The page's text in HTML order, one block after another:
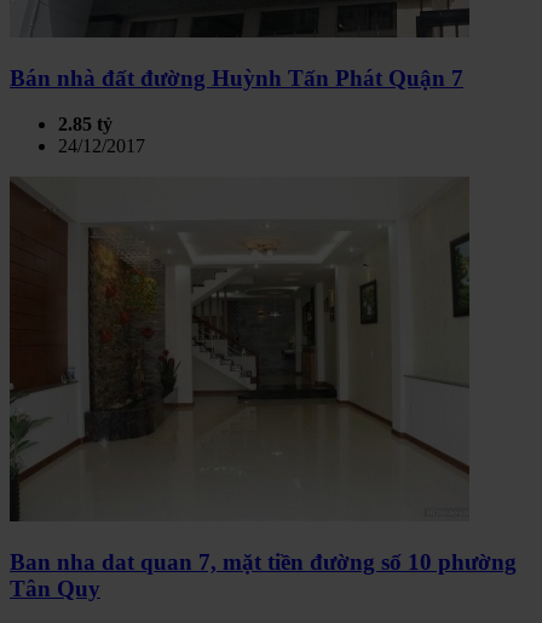
Bán nhà đất đường Huỳnh Tấn Phát Quận 7
2.85 tỷ
24/12/2017
Ban nha dat quan 7, mặt tiền đường số 10 phường
Tân Quy